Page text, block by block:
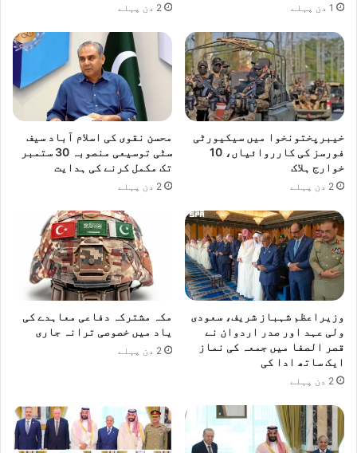
1 دن پہلے 2 دن پہلے
خیبرپختونخوا میں سیکیورٹی
فورسز کی کارروائیاں، 10
خوارج ہلاک
2 دن پہلے
محسن نقوی کی اسلام آباد سیف
سٹی توسیعی منصوبہ 30 ستمبر
تک مکمل کرنے کی ہدایت
2 دن پہلے
وزیراعظم شہباز شریف، سعودی
ولی عہد اور صدر اردوان نے
قصر الصفا میں جمعہ کی نماز
ایک ساتھ ادا کی
2 دن پہلے
مکہ مشترکہ دفاعی معاہدے کی
یاد میں خصوصی ترانہ جاری
2 دن پہلے